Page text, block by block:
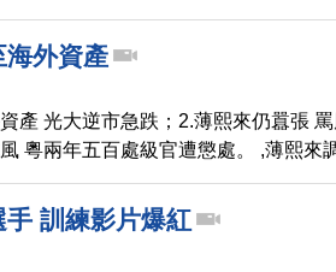
穿上裙裝現身，許淑淨還露出害羞靦
的焦點。
海外資產
產 光大逆市急跌；2.薄熙來仍囂張
粵兩年五百處級官遭懲處。 ,薄熙來
訓練影片爆紅